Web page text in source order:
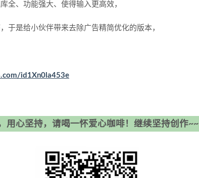
全、功能强大、使得输入更高效，
于是给小伙伴带来去除广告精简优化的版本，
id1Xn0la453e
用心坚持，请喝一怀爱心咖啡！继续坚持创作~~